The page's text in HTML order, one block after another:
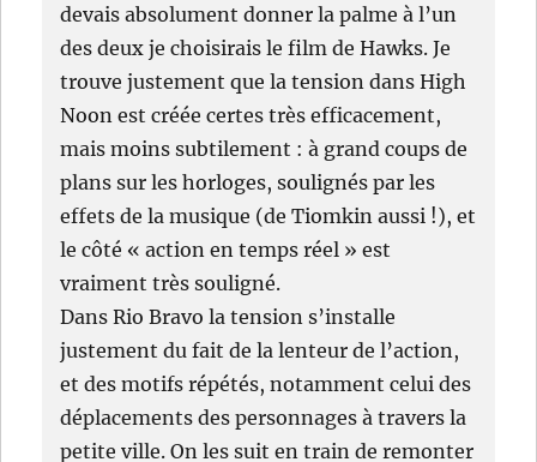
devais absolument donner la palme à l’un
des deux je choisirais le film de Hawks. Je
trouve justement que la tension dans High
Noon est créée certes très efficacement,
mais moins subtilement : à grand coups de
plans sur les horloges, soulignés par les
effets de la musique (de Tiomkin aussi !), et
le côté « action en temps réel » est
vraiment très souligné.
Dans Rio Bravo la tension s’installe
justement du fait de la lenteur de l’action,
et des motifs répétés, notamment celui des
déplacements des personnages à travers la
petite ville. On les suit en train de remonter